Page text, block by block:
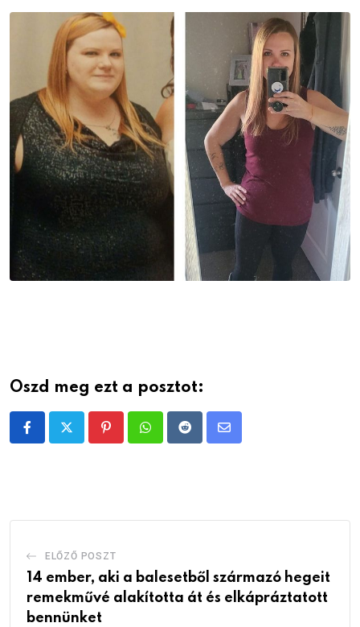
Oszd meg ezt a posztot:
PinterestWhatsappRedditShare
ELŐZŐ POSZT
14 ember, aki a balesetből származó hegeit
remekművé alakította át és elkápráztatott
bennünket